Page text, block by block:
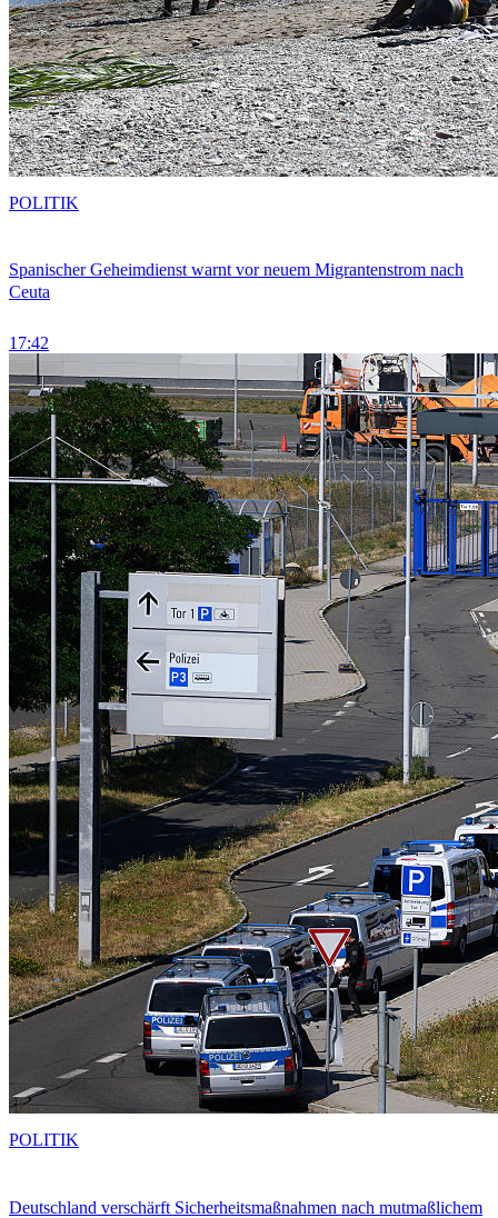
Spanischer Geheimdienst warnt vor neuem Migrantenstrom nach
Ceuta
17:42
POLITIK
Deutschland verschärft Sicherheitsmaßnahmen nach mutmaßlichem
POLITIK